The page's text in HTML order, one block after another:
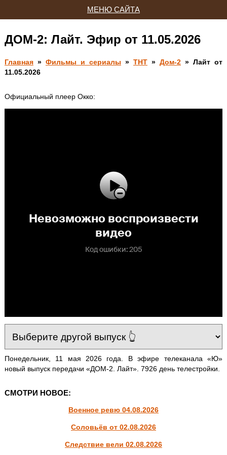
ДОМ-2: Лайт. Эфир от 11.05.2026
Главная» Фильмы и сериалы » ТНТ »Дом-2 » Лайт от
11.05.2026
Официальный плеер Окко:
Понедельник, 11 мая 2026 года. В эфире телеканала «Ю»
новый выпуск передачи «ДОМ-2. Лайт». 7926 день телестройки.
СМОТРИ НОВОЕ:
Военное ревю 04.08.2026
Соловьёв от 02.08.2026
Следствие вели 02.08.2026
МЕНЮ САЙТА